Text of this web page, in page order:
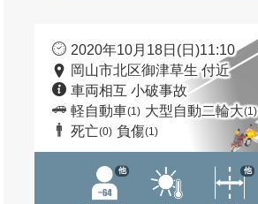
2020年10月18日(日)11:10
岡山市北区御津草生 付近
車両相互 小破事故
軽自動車(1) 大型自動二輪大(1)
死亡(0) 負傷(1)
他 他